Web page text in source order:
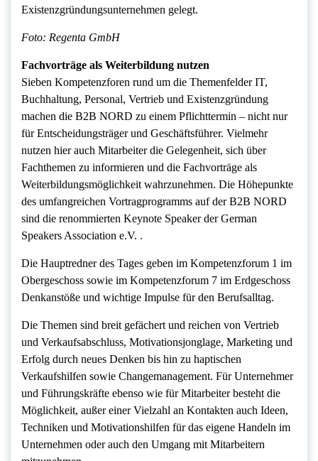
Existenzgründungsunternehmen gelegt.
Foto: Regenta GmbH
Fachvorträge als Weiterbildung nutzen
Sieben Kompetenzforen rund um die Themenfelder IT,
Buchhaltung, Personal, Vertrieb und Existenzgründung
machen die B2B NORD zu einem Pflichttermin – nicht nur
für Entscheidungsträger und Geschäftsführer. Vielmehr
nutzen hier auch Mitarbeiter die Gelegenheit, sich über
Fachthemen zu informieren und die Fachvorträge als
Weiterbildungsmöglichkeit wahrzunehmen. Die Höhepunkte
des umfangreichen Vortragprogramms auf der B2B NORD
sind die renommierten Keynote Speaker der German
Speakers Association e.V. .
Die Hauptredner des Tages geben im Kompetenzforum 1 im
Obergeschoss sowie im Kompetenzforum 7 im Erdgeschoss
Denkanstöße und wichtige Impulse für den Berufsalltag.
Die Themen sind breit gefächert und reichen von Vertrieb
und Verkaufsabschluss, Motivationsjonglage, Marketing und
Erfolg durch neues Denken bis hin zu haptischen
Verkaufshilfen sowie Changemanagement. Für Unternehmer
und Führungskräfte ebenso wie für Mitarbeiter besteht die
Möglichkeit, außer einer Vielzahl an Kontakten auch Ideen,
Techniken und Motivationshilfen für das eigene Handeln im
Unternehmen oder auch den Umgang mit Mitarbeitern